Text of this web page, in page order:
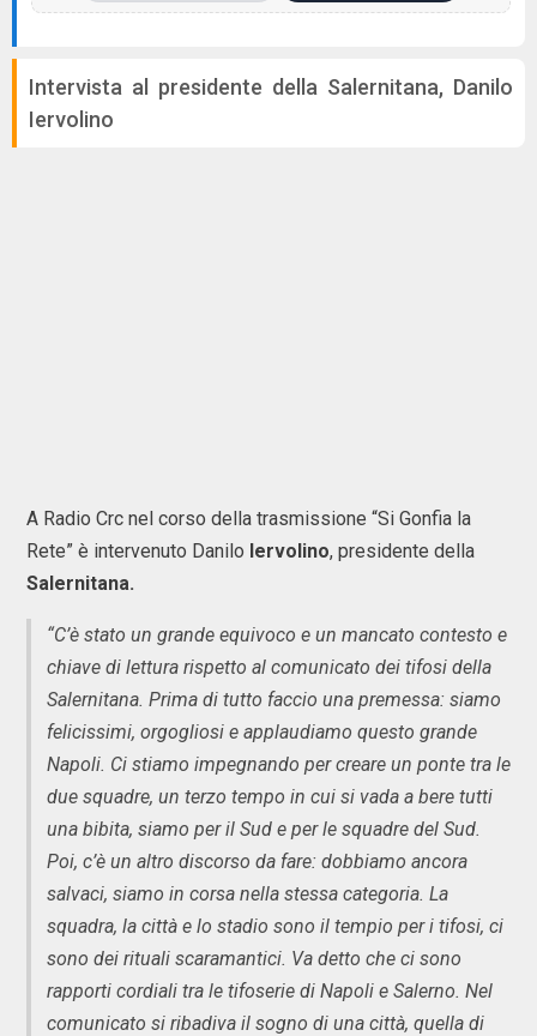
Intervista al presidente della Salernitana, Danilo
Iervolino
A Radio Crc nel corso della trasmissione “Si Gonfia la
Rete” è intervenuto Danilo Iervolino, presidente della
Salernitana.
“C’è stato un grande equivoco e un mancato contesto e
chiave di lettura rispetto al comunicato dei tifosi della
Salernitana. Prima di tutto faccio una premessa: siamo
felicissimi, orgogliosi e applaudiamo questo grande
Napoli. Ci stiamo impegnando per creare un ponte tra le
due squadre, un terzo tempo in cui si vada a bere tutti
una bibita, siamo per il Sud e per le squadre del Sud.
Poi, c’è un altro discorso da fare: dobbiamo ancora
salvaci, siamo in corsa nella stessa categoria. La
squadra, la città e lo stadio sono il tempio per i tifosi, ci
sono dei rituali scaramantici. Va detto che ci sono
rapporti cordiali tra le tifoserie di Napoli e Salerno. Nel
comunicato si ribadiva il sogno di una città, quella di